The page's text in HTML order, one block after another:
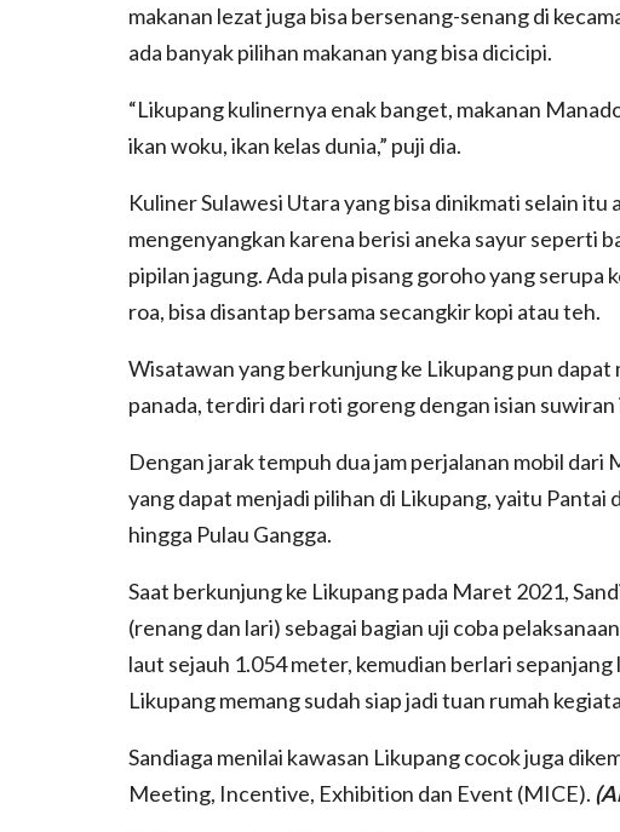
makanan lezat juga bisa bersenang-senang di
ada banyak pilihan makanan yang bisa dicicipi.
“Likupang kulinernya enak banget, makanan
ikan woku, ikan kelas dunia,” puji dia.
Kuliner Sulawesi Utara yang bisa dinikmati selain
mengenyangkan karena berisi aneka sayur seperti
pipilan jagung. Ada pula pisang goroho yang serupa
roa, bisa disantap bersama secangkir kopi atau teh.
Wisatawan yang berkunjung ke Likupang pun
panada, terdiri dari roti goreng dengan isian suwiran
Dengan jarak tempuh dua jam perjalanan mobil
yang dapat menjadi pilihan di Likupang, yaitu Pantai
hingga Pulau Gangga.
Saat berkunjung ke Likupang pada Maret 2021,
(renang dan lari) sebagai bagian uji coba
laut sejauh 1.054 meter, kemudian berlari
Likupang memang sudah siap jadi tuan rumah
Sandiaga menilai kawasan Likupang cocok juga
Meeting, Incentive, Exhibition dan Event (MICE).